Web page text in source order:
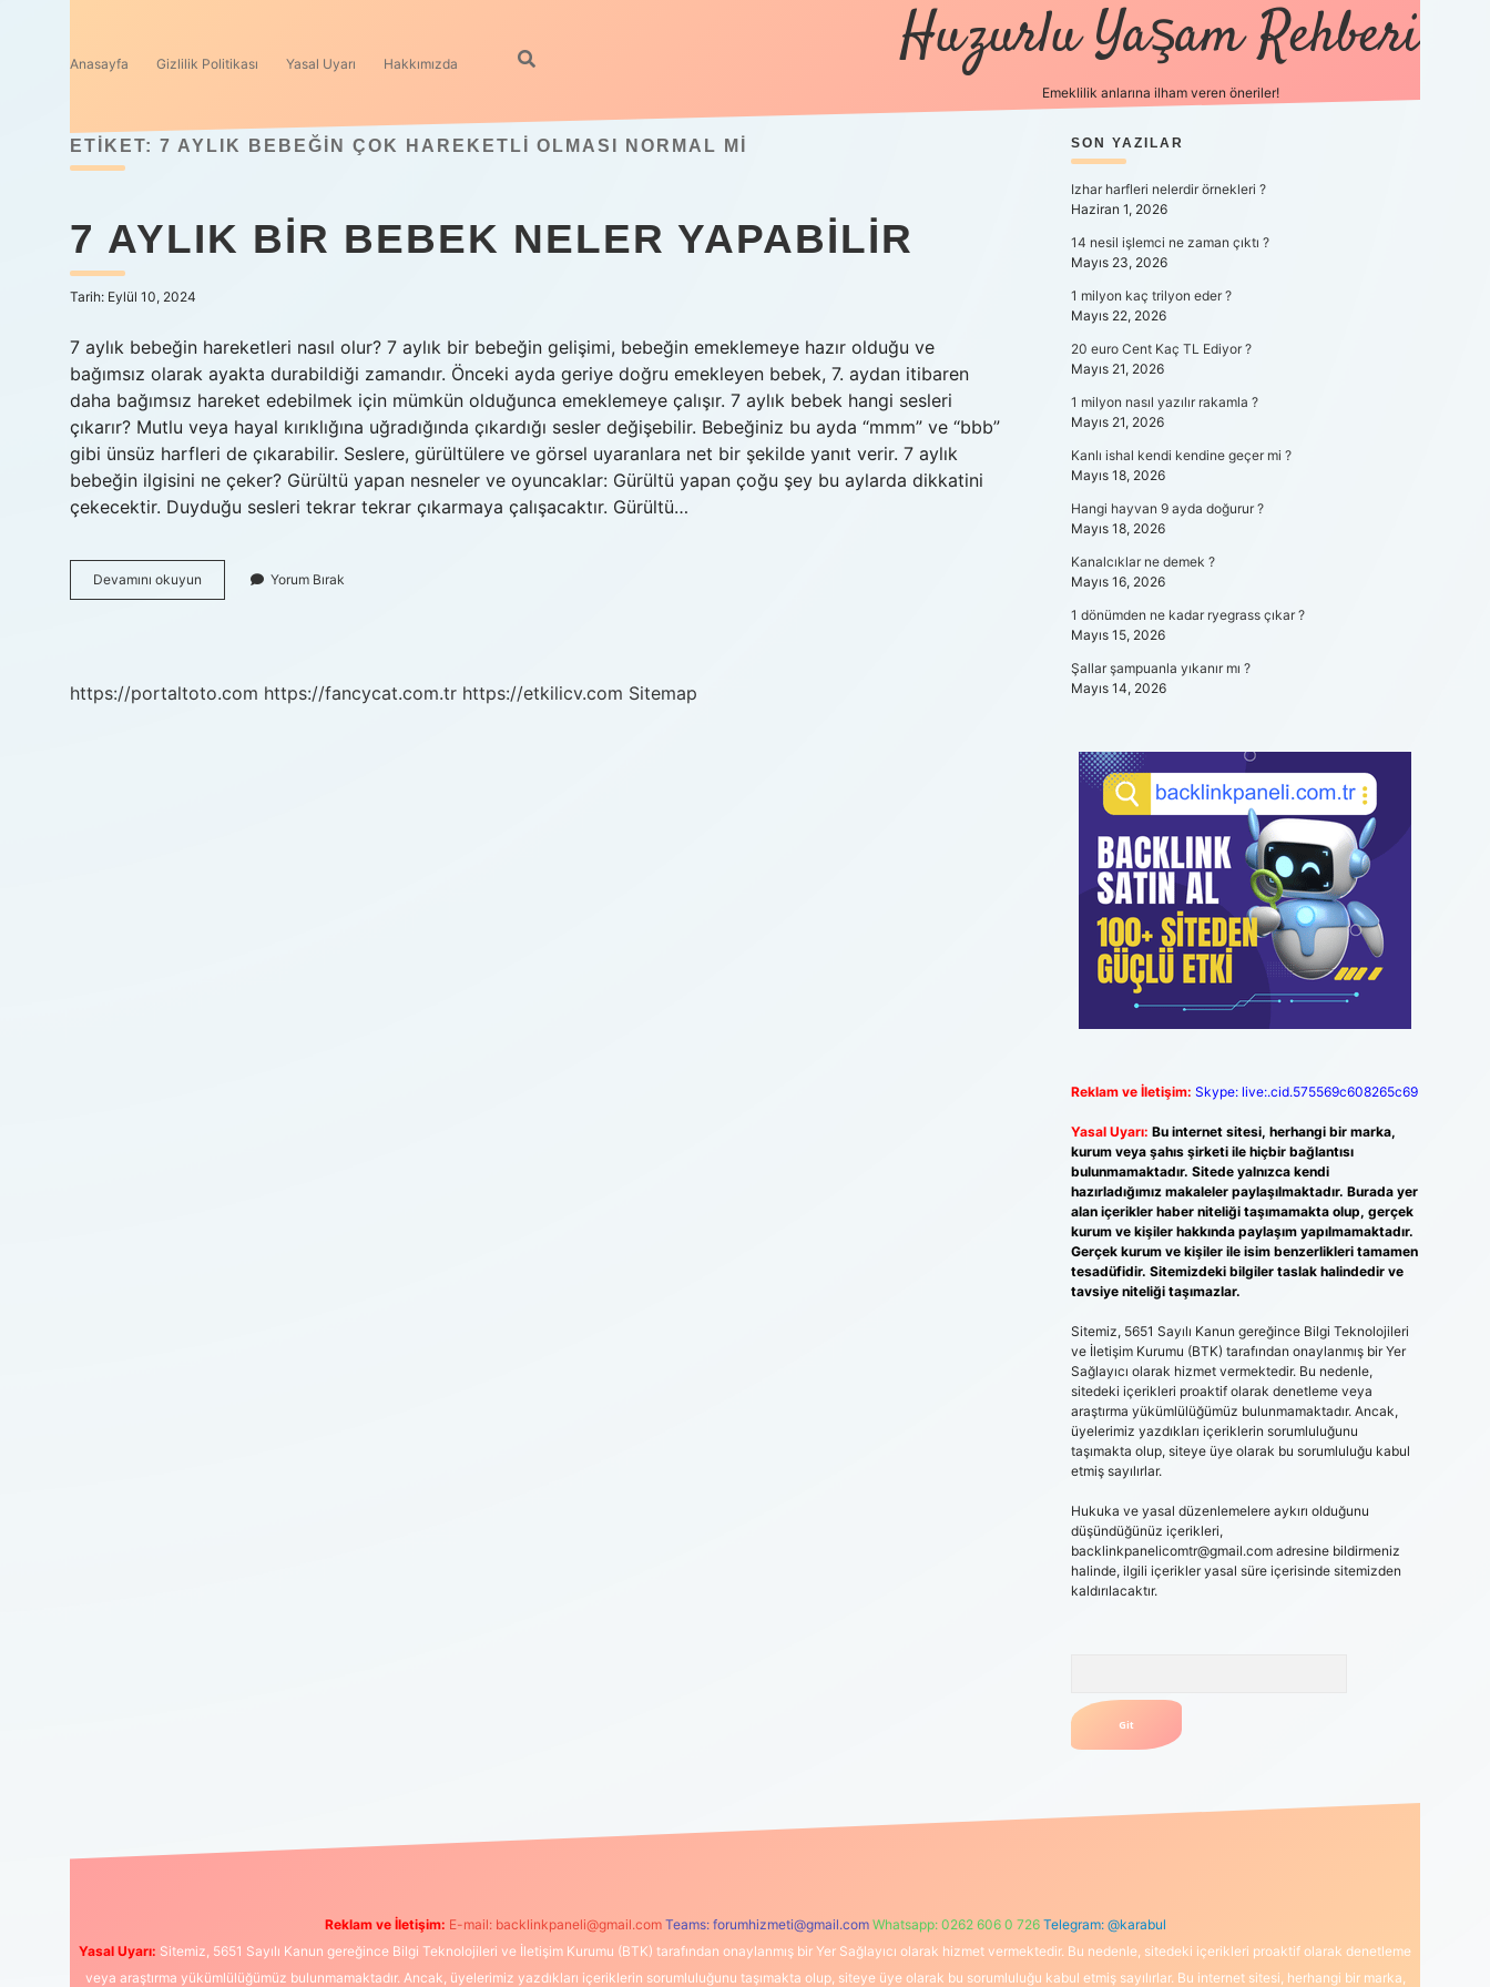
Anasayfa Gizlilik Politikası Yasal Uyarı Hakkımızda Huzurlu Yaşam Rehberi
Emeklilik anlarına ilham veren öneriler!
ETIKET: 7 AYLIK BEBEĞIN ÇOK HAREKETLI OLMASI NORMAL MI
7 AYLIK BIR BEBEK NELER YAPABILIR
Tarih: Eylül 10, 2024
7 aylık bebeğin hareketleri nasıl olur? 7 aylık bir bebeğin gelişimi, bebeğin emeklemeye hazır olduğu ve
bağımsız olarak ayakta durabildiği zamandır. Önceki ayda geriye doğru emekleyen bebek, 7. aydan itibaren
daha bağımsız hareket edebilmek için mümkün olduğunca emeklemeye çalışır. 7 aylık bebek hangi sesleri
çıkarır? Mutlu veya hayal kırıklığına uğradığında çıkardığı sesler değişebilir. Bebeğiniz bu ayda “mmm” ve “bbb”
gibi ünsüz harfleri de çıkarabilir. Seslere, gürültülere ve görsel uyaranlara net bir şekilde yanıt verir. 7 aylık
bebeğin ilgisini ne çeker? Gürültü yapan nesneler ve oyuncaklar: Gürültü yapan çoğu şey bu aylarda dikkatini
çekecektir. Duyduğu sesleri tekrar tekrar çıkarmaya çalışacaktır. Gürültü…
Devamını okuyun
Aylık
Yorum Bırak
https://portaltoto.com https://fancycat.com.tr https://etkilicv.com Sitemap
SIDEBAR
SON YAZILAR
Izhar harfleri nelerdir örnekleri ?
Haziran 1, 2026
14 nesil işlemci ne zaman çıktı ?
Mayıs 23, 2026
1 milyon kaç trilyon eder ?
Mayıs 22, 2026
20 euro Cent Kaç TL Ediyor ?
Mayıs 21, 2026
1 milyon nasıl yazılır rakamla ?
Mayıs 21, 2026
Kanlı ishal kendi kendine geçer mi ?
Mayıs 18, 2026
Hangi hayvan 9 ayda doğurur ?
Mayıs 18, 2026
Kanalcıklar ne demek ?
Mayıs 16, 2026
1 dönümden ne kadar ryegrass çıkar ?
Mayıs 15, 2026
Şallar şampuanla yıkanır mı ?
Mayıs 14, 2026
Reklam ve İletişim: Skype: live:.cid.575569c608265c69
Yasal Uyarı: Bu internet sitesi, herhangi bir marka,
kurum veya şahıs şirketi ile hiçbir bağlantısı
bulunmamaktadır. Sitede yalnızca kendi
hazırladığımız makaleler paylaşılmaktadır. Burada yer
alan içerikler haber niteliği taşımamakta olup, gerçek
kurum ve kişiler hakkında paylaşım yapılmamaktadır.
Gerçek kurum ve kişiler ile isim benzerlikleri tamamen
tesadüfidir. Sitemizdeki bilgiler taslak halindedir ve
tavsiye niteliği taşımazlar.
Sitemiz, 5651 Sayılı Kanun gereğince Bilgi Teknolojileri
ve İletişim Kurumu (BTK) tarafından onaylanmış bir Yer
Sağlayıcı olarak hizmet vermektedir. Bu nedenle,
sitedeki içerikleri proaktif olarak denetleme veya
araştırma yükümlülüğümüz bulunmamaktadır. Ancak,
üyelerimiz yazdıkları içeriklerin sorumluluğunu
taşımakta olup, siteye üye olarak bu sorumluluğu kabul
etmiş sayılırlar.
Hukuka ve yasal düzenlemelere aykırı olduğunu
düşündüğünüz içerikleri,
backlinkpanelicomtr@gmail.comadresine bildirmeniz
halinde, ilgili içerikler yasal süre içerisinde sitemizden
kaldırılacaktır.
https://betci.co/
Reklam ve İletişim: E-mail: backlinkpaneli@gmail.com Teams: forumhizmeti@gmail.com Whatsapp: 0262 606 0 726 Telegram: @karabul
Yasal Uyarı: Sitemiz, 5651 Sayılı Kanun gereğince Bilgi Teknolojileri ve İletişim Kurumu (BTK) tarafından onaylanmış bir Yer Sağlayıcı olarak hizmet vermektedir. Bu nedenle, sitedeki içerikleri proaktif olarak denetleme
veya araştırma yükümlülüğümüz bulunmamaktadır. Ancak, üyelerimiz yazdıkları içeriklerin sorumluluğunu taşımakta olup, siteye üye olarak bu sorumluluğu kabul etmiş sayılırlar. Bu internet sitesi, herhangi bir marka,